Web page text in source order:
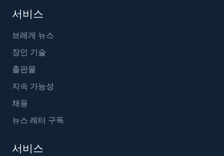
서비스
브레게 뉴스
장인 기술
출판물
지속 가능성
채용
뉴스 레터 구독
서비스